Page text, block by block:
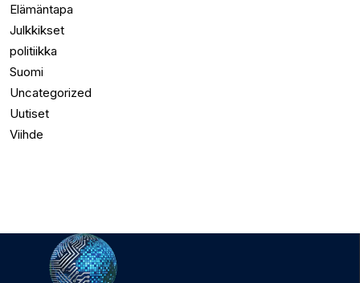
Elämäntapa
Julkkikset
politiikka
Suomi
Uncategorized
Uutiset
Viihde